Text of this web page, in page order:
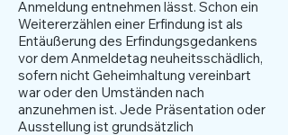
Anmeldung entnehmen lässt. Schon ein
Weitererzählen einer Erfindung ist als
Entäußerung des Erfindungsgedankens
vor dem Anmeldetag neuheitsschädlich,
sofern nicht Geheimhaltung vereinbart
war oder den Umständen nach
anzunehmen ist. Jede Präsentation oder
Ausstellung ist grundsätzlich